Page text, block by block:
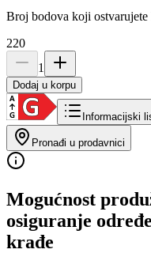
Broj bodova koji
220
1
Dodaj u korpu
Informacijski
Pronađi u prodavnici
Mogućnost
osiguranje
krađe